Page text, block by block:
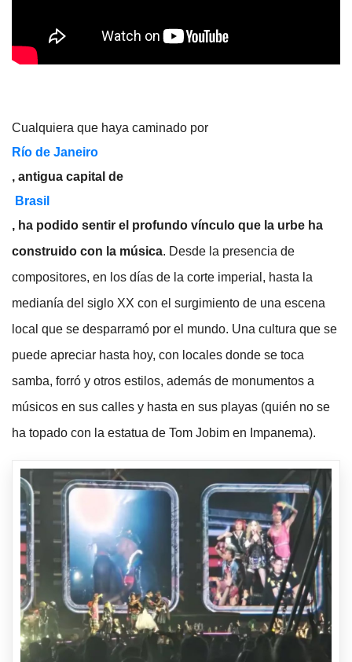
Cualquiera que haya caminado por
Río de Janeiro
, antigua capital de
Brasil
, ha podido sentir el profundo vínculo que la urbe ha
construido con la música. Desde la presencia de
compositores, en los días de la corte imperial, hasta la
medianía del siglo XX con el surgimiento de una escena
local que se desparramó por el mundo. Una cultura que se
puede apreciar hasta hoy, con locales donde se toca
samba, forró y otros estilos, además de monumentos a
músicos en sus calles y hasta en sus playas (quién no se
ha topado con la estatua de Tom Jobim en Impanema).